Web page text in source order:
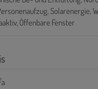
Solarenergie
Öffenbare Fenster
a